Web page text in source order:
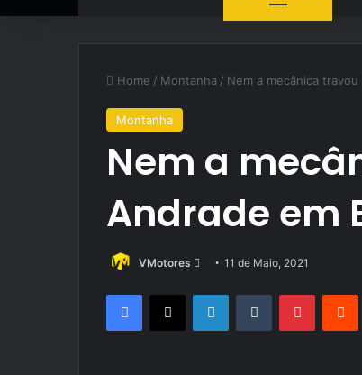
Home / Montanha / Nem a mecânica
Montanha
Nem a
Andrade em
VMotores
Send
email
11 de Maio, 2021
Facebook
X LinkedInTumblr Pinterest